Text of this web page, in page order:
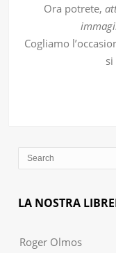
Ora potrete,
Cogliamo
LA NOSTRA
Roger Olmos